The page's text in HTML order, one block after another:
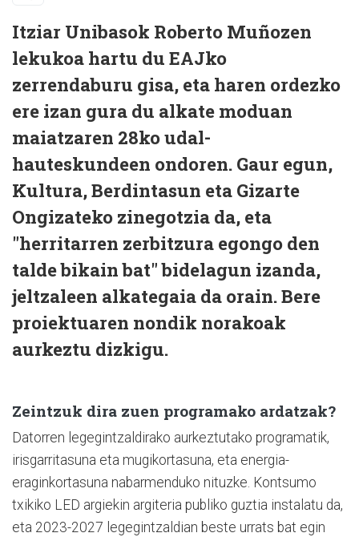
Itziar Unibasok Roberto Muñozen
lekukoa hartu du EAJko
zerrendaburu gisa, eta haren ordezko
ere izan gura du alkate moduan
maiatzaren 28ko udal-
hauteskundeen ondoren. Gaur egun,
Kultura, Berdintasun eta Gizarte
Ongizateko zinegotzia da, eta
"herritarren zerbitzura egongo den
talde bikain bat" bidelagun izanda,
jeltzaleen alkategaia da orain. Bere
proiektuaren nondik norakoak
aurkeztu dizkigu.
Zeintzuk dira zuen programako ardatzak?
Datorren legegintzaldirako aurkeztutako programatik,
irisgarritasuna eta mugikortasuna, eta energia-
eraginkortasuna nabarmenduko nituzke. Kontsumo
txikiko LED argiekin argiteria publiko guztia instalatu da,
eta 2023-2027 legegintzaldian beste urrats bat egin